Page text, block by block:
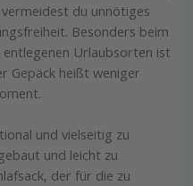
du unnötiges
Besonders beim
entlegenen Urlaubsorten ist
Gepäck heißt weniger
und vielseitig zu
und leicht zu
der für die zu